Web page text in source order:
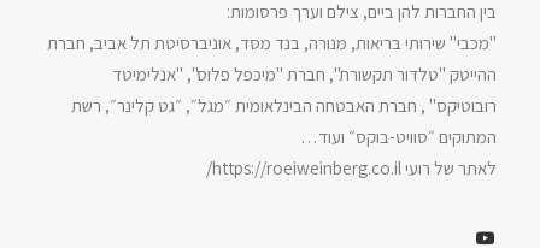
בין החברות להן ביים, צילם וערך פרסומות:
"מכבי" שירותי בריאות, מנורה, בנד מסד, אוניברסיטת תל אביב, חברת
ההייטק "טלדור תקשורת", חברת "מיכפל פלוס", "אנלימיטד
רובוטיקס" , חברת האבטחה הבינלאומית ״מגל״, ״גט קלינר״, רשת
המתוקים ״סוויט-בוקס״ ועוד…
לאתר של רועי https://roeiweinberg.co.il/